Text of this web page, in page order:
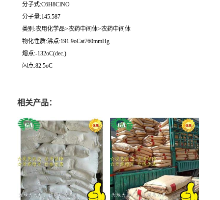
分子式:C6H8ClNO
分子量:145.587
类别:农用化学品>农药中间体>农药中间体
物化性质:沸点:191.9oCat760mmHg
熔点:-132oC(dec.)
闪点:82.5oC
相关产品：